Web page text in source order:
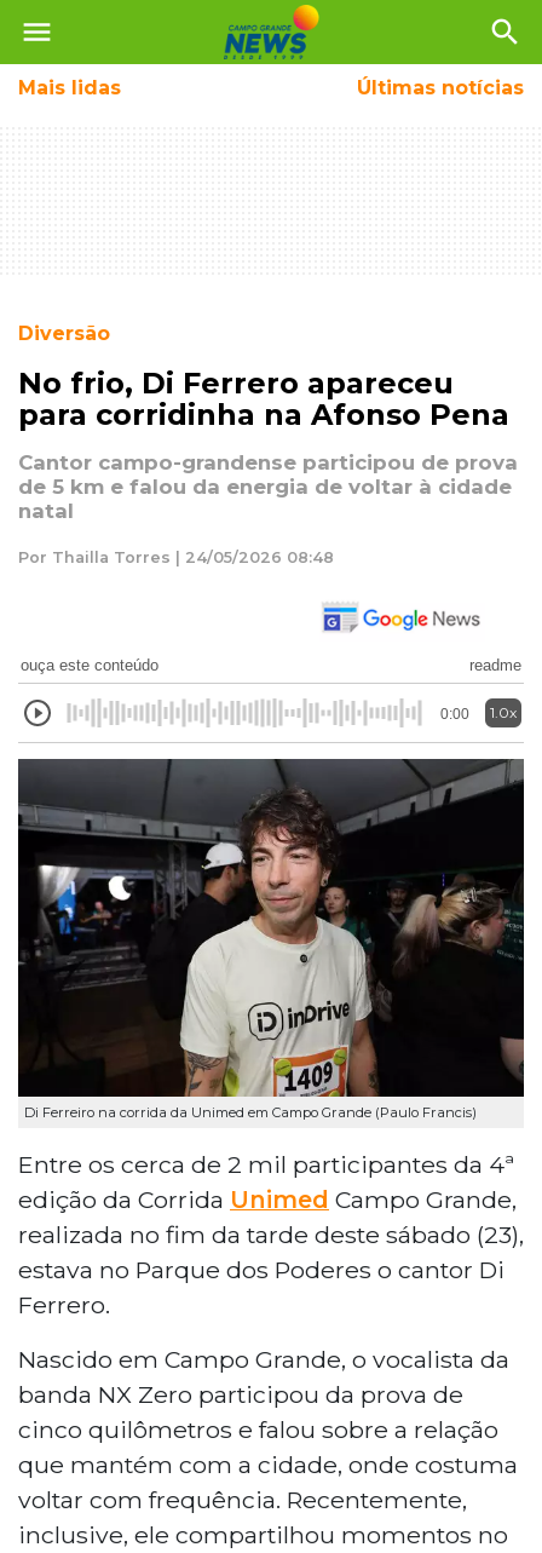
menu search
Mais lidas Últimas notícias
Diversão
No frio, Di Ferrero apareceu
para corridinha na Afonso Pena
Cantor campo-grandense participou de prova
de 5 km e falou da energia de voltar à cidade
natal
Por Thailla Torres | 24/05/2026 08:48
ouça este conteúdo readme
0:00 1.0x
Di Ferreiro na corrida da Unimed em Campo Grande (Paulo Francis)
Entre os cerca de 2 mil participantes da 4ª
edição da Corrida Unimed Campo Grande,
realizada no fim da tarde deste sábado (23),
estava no Parque dos Poderes o cantor Di
Ferrero.
Nascido em Campo Grande, o vocalista da
banda NX Zero participou da prova de
cinco quilômetros e falou sobre a relação
que mantém com a cidade, onde costuma
voltar com frequência. Recentemente,
inclusive, ele compartilhou momentos no